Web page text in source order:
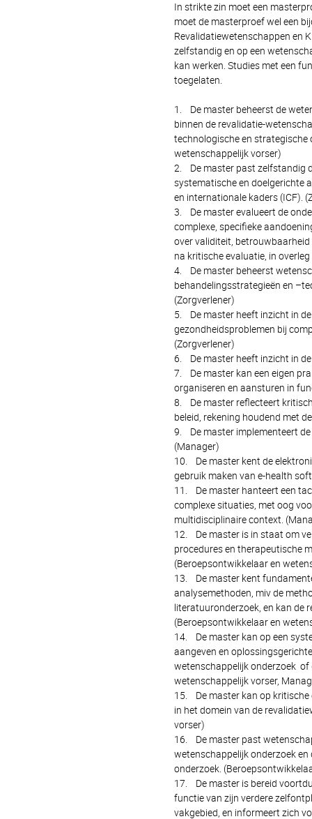
In strikte zin moet een
moet de masterproef wel een
Revalidatiewetenschappen en
zelfstandig en op een
kan werken. Studies met een
toegelaten.
1. De master beheerst de
binnen de revalidatie-
technologische en strategische
wetenschappelijk vorser)
2. De master past zelfstandig
systematische en doelgerichte
en internationale kaders (ICF).
3. De master evalueert de
complexe, specifieke
over validiteit,
na kritische evaluatie, in
4. De master beheerst
behandelingsstrategieën en
(Zorgverlener)
5. De master heeft inzicht in
gezondheidsproblemen bij
(Zorgverlener)
6. De master heeft inzicht in
7. De master kan een eigen
organiseren en aansturen in
8. De master reflecteert
beleid, rekening houdend met
9. De master implementeert
(Manager)
10. De master kent de
gebruik maken van e-health
11. De master hanteert een
complexe situaties, met oog
multidisciplinaire context.
12. De master is in staat om
procedures en therapeutische
(Beroepsontwikkelaar en
13. De master kent
analysemethoden, miv de
literatuuronderzoek, en kan de
(Beroepsontwikkelaar en
14. De master kan op een
aangeven en
wetenschappelijk onderzoek of
wetenschappelijk vorser,
15. De master kan op kritische
in het domein van de
vorser)
16. De master past
wetenschappelijk onderzoek
onderzoek.
17. De master is bereid
functie van zijn verdere
vakgebied, en informeert zich